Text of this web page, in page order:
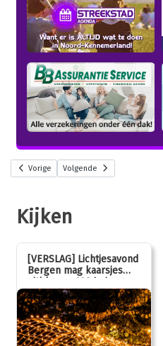
Vorige Volgende
Kijken
[VERSLAG] Lichtjesavond
Bergen mag kaarsjes
uitblazen: 100 jarig
jubileum!